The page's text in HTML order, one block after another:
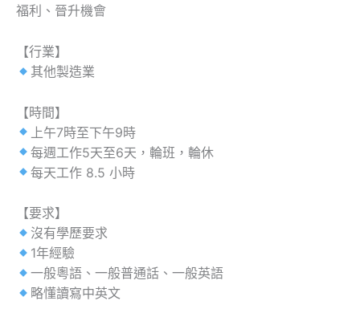
福利、晉升機會
【行業】
其他製造業
【時間】
上午7時至下午9時
每週工作5天至6天，輪班，輪休
每天工作 8.5 小時
【要求】
沒有學歷要求
1年經驗
一般粵語、一般普通話、一般英語
略懂讀寫中英文